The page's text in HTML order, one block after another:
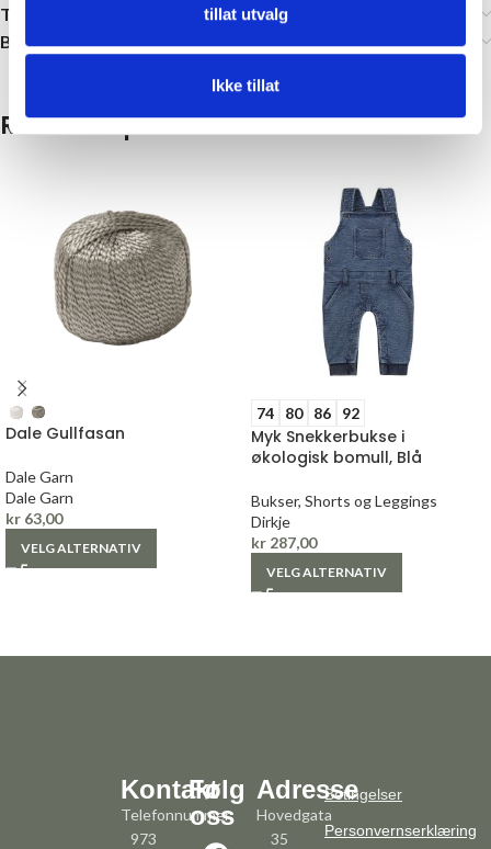
tillat utvalg
Ikke tillat
Tilleggsinformasjon
Brand
Relaterte produkter
Dale Gullfasan
Dale Garn
Dale Garn
kr 63,00
VELG ALTERNATIV
74 80 86 92
Myk Snekkerbukse i
økologisk bomull, Blå
Bukser, Shorts og Leggings
Dirkje
kr 287,00
VELG ALTERNATIV
Kontakt
Telefonnummer:
973
Følg
oss
Adresse
Hovedgata
35
Betingelser
Personvernserklæring